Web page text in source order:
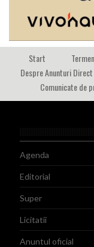
Start
Despre Anunturi Direct
Comunicate de
Agenda
Editorial
Super
Licitatii
Anuntul oficial